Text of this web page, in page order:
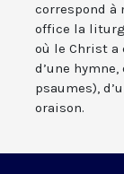
correspond à
office la
où le Christ a
d’une
psaumes),
oraison.